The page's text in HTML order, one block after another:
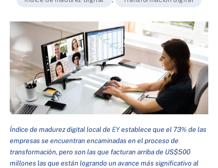
Índice de madurez digital local de EYestablece que el 73% de las
empresas se encuentran encaminadas en el proceso de
transformación, pero son las que facturan arriba de US$500
millones las que están logrando un avance más significativo al